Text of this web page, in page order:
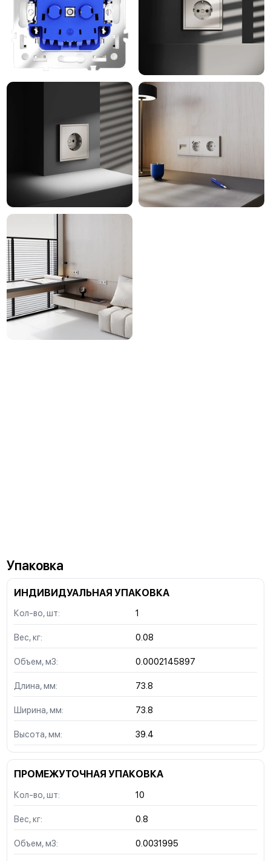
Упаковка
ИНДИВИДУАЛЬНАЯ УПАКОВКА
Кол-во, шт: 1
Вес, кг: 0.08
Объем, м3: 0.0002145897
Длина, мм: 73.8
Ширина, мм: 73.8
Высота, мм: 39.4
ПРОМЕЖУТОЧНАЯ УПАКОВКА
Кол-во, шт: 10
Вес, кг: 0.8
Объем, м3: 0.0031995